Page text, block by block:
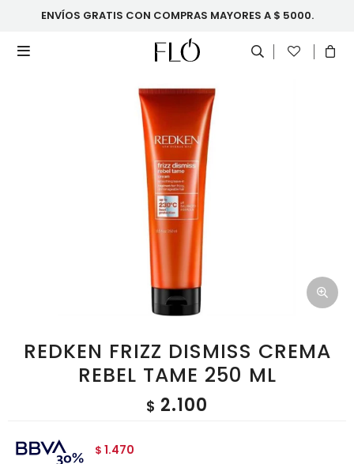
ENVÍOS GRATIS CON COMPRAS MAYORES A $ 5000.

REDKEN FRIZZ DISMISS CREMA
REBEL TAME 250 ML
$ 2.100
$ 1.470